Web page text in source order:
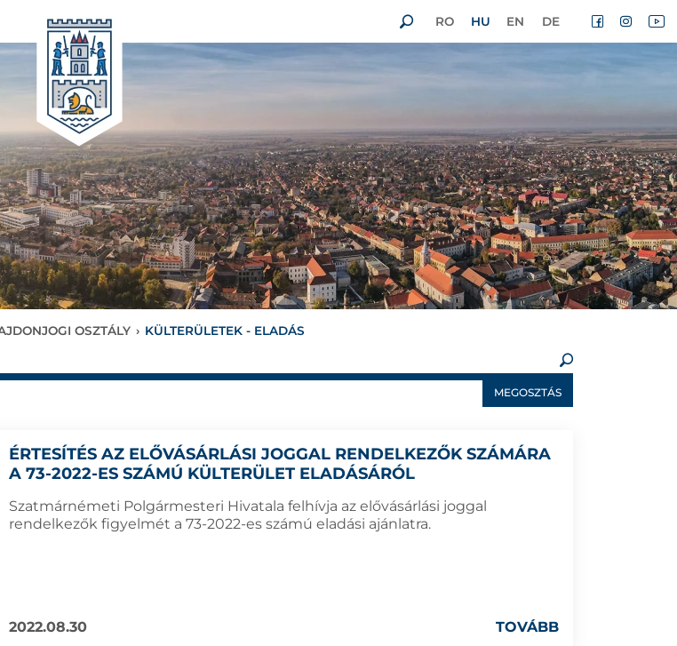
RO HU EN DE
OSZTÁLY › KÜLTERÜLETEK - ELADÁS
MEGOSZTÁS
ÉRTESÍTÉS AZ ELŐVÁSÁRLÁSI JOGGAL RENDELKEZŐK SZÁMÁRA
A 73-2022-ES SZÁMÚ KÜLTERÜLET ELADÁSÁRÓL
Szatmárnémeti Polgármesteri Hivatala felhívja az elővásárlási joggal
rendelkezők figyelmét a 73-2022-es számú eladási ajánlatra.
2022.08.30 TOVÁBB